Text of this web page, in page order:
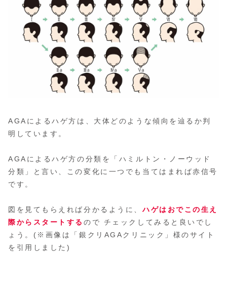
AGAによるハゲ方は、大体どのような傾向を辿るか判
明しています。
AGAによるハゲ方の分類を「ハミルトン・ノーウッド
分類」と言い、この変化に一つでも当てはまれば赤信号
です。
図を見てもらえれば分かるように、ハゲはおでこの生え
際からスタートするので チェックしてみると良いでし
ょう。(※画像は「銀クリAGAクリニック」様のサイト
を引用しました)